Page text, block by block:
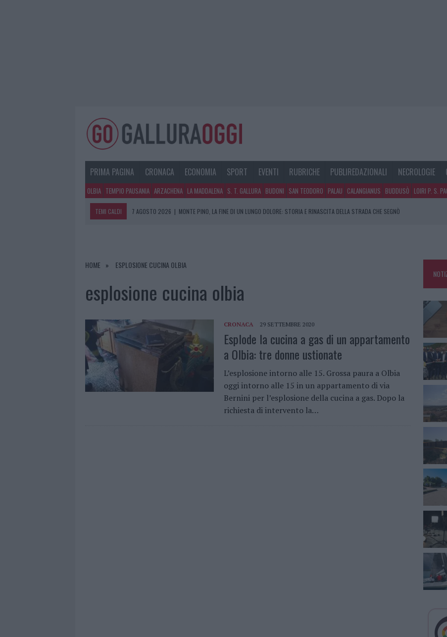
PRIMA PAGINA CRONACA ECONOMIA SPORT EVENTI RUBRICHE PUBLIREDAZIONALI NECROLOGIE
OLBIA TEMPIO PAUSANIA ARZACHENA LA MADDALENA S. T. GALLURA BUDONI SAN TEODORO PALAU CALANGIANUS BUDDUSÒ LOIRI P. S.
TEMI CALDI 7 AGOSTO 2026 | MONTE PINO, LA FINE DI UN LUNGO DOLORE: STORIA E RINASCITA DELLA STRADA CHE SEGNÒ
7 AGOSTO 2026 | MONTE PINO, VIA I CANCELLI DEL CANTIERE: LA GALLURA RITROVA LA STRADA
7 AGOSTO 2026 | PAUSA CAFFÈ IMPECCABILE: COME SCEGLIERE LA SOLUZIONE IDEALE PER LA CASA E L’UFFICIO
HOME ESPLOSIONE CUCINA OLBIA
esplosione cucina olbia
CRONACA 29 SETTEMBRE 2020
Esplode la cucina a gas di un appartamento
a Olbia: tre donne ustionate
L’esplosione intorno alle 15. Grossa paura a Olbia
oggi intorno alle 15 in un appartamento di via
Bernini per l’esplosione della cucina a gas. Dopo la
richiesta di intervento la…